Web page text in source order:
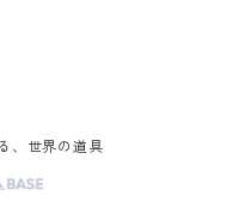
、世界の道具